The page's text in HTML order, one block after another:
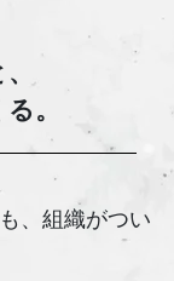
。
、組織がつい